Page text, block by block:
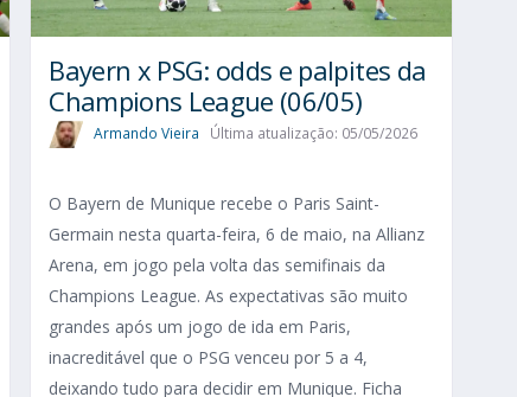
Bayern x PSG: odds e palpites da
Champions League (06/05)
Armando Vieira Última atualização: 05/05/2026
O Bayern de Munique recebe o Paris Saint-
Germain nesta quarta-feira, 6 de maio, na Allianz
Arena, em jogo pela volta das semifinais da
Champions League. As expectativas são muito
grandes após um jogo de ida em Paris,
inacreditável que o PSG venceu por 5 a 4,
deixando tudo para decidir em Munique. Ficha